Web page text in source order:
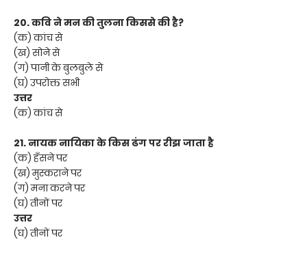
20. कवि ने मन की तुलना किससे की है?
(क) कांच से
(ख) सोने से
(ग) पानी के बुलबुले से
(घ) उपरोक्त सभी
उत्तर
(क) कांच से
21. नायक नायिका के किस ढंग पर रीझ जाता है
(क) हँसने पर
(ख) मुस्कराने पर
(ग) मना करने पर
(घ) तीनों पर
उत्तर
(घ) तीनों पर